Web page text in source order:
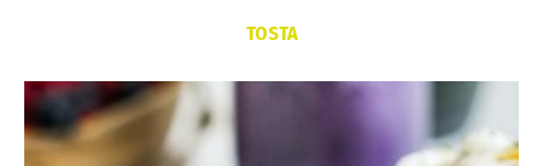
TOSTA